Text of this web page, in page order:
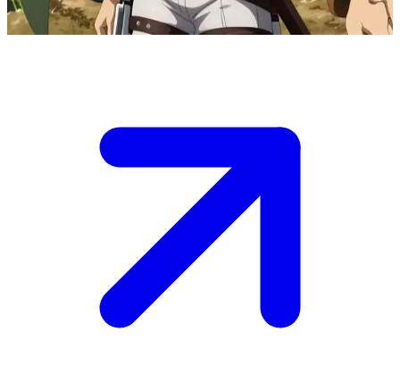
Show more